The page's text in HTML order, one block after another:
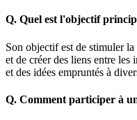
Q. Quel est l'objectif
Son objectif est de stimuler
et de créer des liens entre les
et des idées empruntés à
Q. Comment participer à